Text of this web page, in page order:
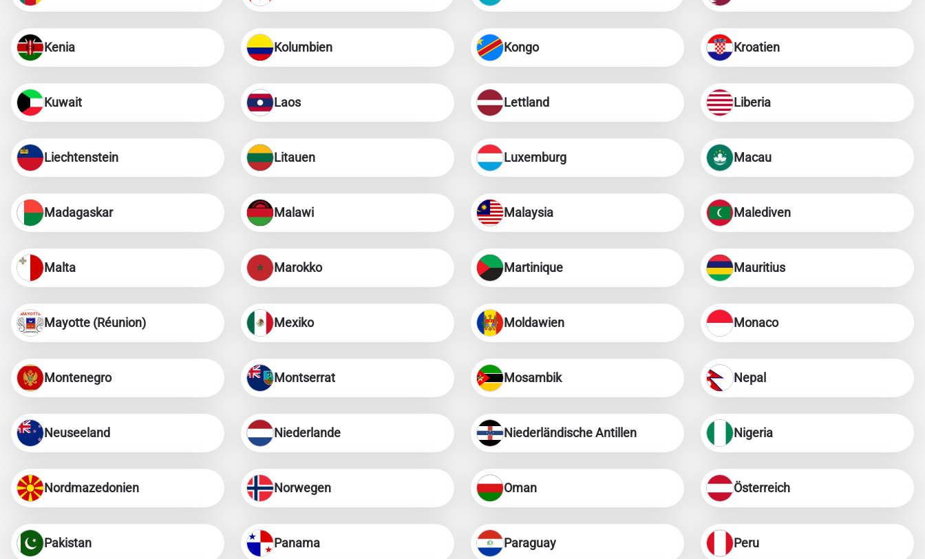
Kenia Kolumbien Kongo Kroatien
Kuwait Laos Lettland Liberia
Liechtenstein Litauen Luxemburg Macau
Madagaskar Malawi Malaysia Malediven
Malta Marokko Martinique Mauritius
Mayotte (Réunion) Mexiko Moldawien Monaco
Montenegro Montserrat Mosambik Nepal
Neuseeland Niederlande Niederländische Antillen Nigeria
Nordmazedonien Norwegen Oman Österreich
Pakistan Panama Paraguay Peru
Popup schließen
Anmelden oder registrieren